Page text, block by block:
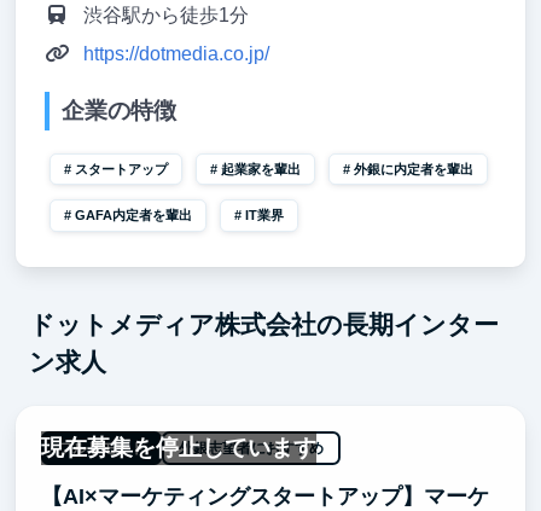
渋谷駅から徒歩1分
https://dotmedia.co.jp/
企業の特徴
スタートアップ 起業家を輩出 外銀に内定者を輩出
GAFA内定者を輩出 IT業界
ドットメディア株式会社の長期インター
ン求人
現在募集を停止しています
フルリモート 外銀志望者におすすめ
【AI×マーケティングスタートアップ】マーケ